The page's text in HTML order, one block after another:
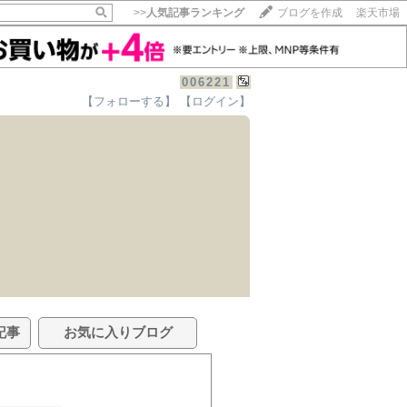
>>人気記事ランキング ブログを作成 楽天市場
006221
【フォローする】 【ログイン】
事 お気に入りブログ